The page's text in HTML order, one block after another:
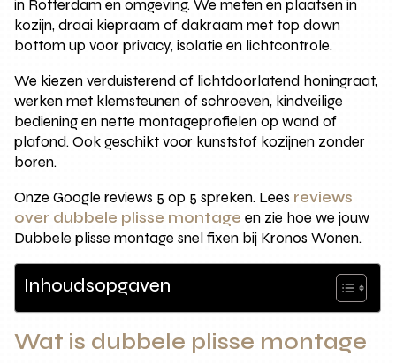
in Rotterdam en omgeving. We meten en plaatsen in
kozijn, draai kiepraam of dakraam met top down
bottom up voor privacy, isolatie en lichtcontrole.
We kiezen verduisterend of lichtdoorlatend honingraat,
werken met klemsteunen of schroeven, kindveilige
bediening en nette montageprofielen op wand of
plafond. Ook geschikt voor kunststof kozijnen zonder
boren.
Onze Google reviews 5 op 5 spreken. Lees reviews
over dubbele plisse montage en zie hoe we jouw
Dubbele plisse montage snel fixen bij Kronos Wonen.
Inhoudsopgaven
Wat is dubbele plisse montage